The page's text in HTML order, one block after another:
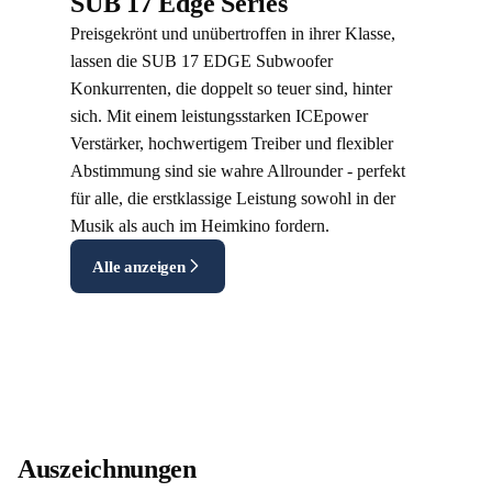
saubere und sichere Heimkino-
Installation.Preisgekrönt und unübertroffen in ihrer Klasse,
lassen die SUB 17 EDGE Subwoofer
Konkurrenten, die doppelt so teuer sind, hinter
sich. Mit einem leistungsstarken ICEpower
Verstärker, hochwertigem Treiber und flexibler
Abstimmung sind sie wahre Allrounder - perfekt
für alle, die erstklassige Leistung sowohl in der
Musik als auch im Heimkino fordern.
Alle anzeigen
Auszeichnungen